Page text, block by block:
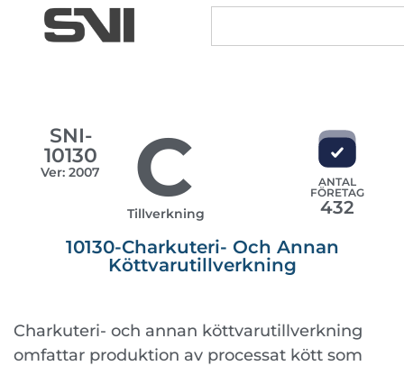
SNI-
10130
Ver: 2007 C
Tillverkning
ANTAL
FÖRETAG
432
10130-Charkuteri- Och Annan
Köttvarutillverkning
Charkuteri- och annan köttvarutillverkning
omfattar produktion av processat kött som